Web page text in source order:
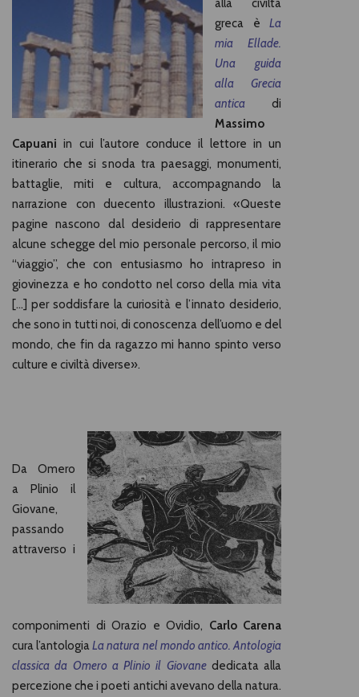
alla civiltà
greca è La
mia Ellade.
Una guida
alla Grecia
antica di
Massimo
Capuani in cui l’autore conduce il lettore in un
itinerario che si snoda tra paesaggi, monumenti,
battaglie, miti e cultura, accompagnando la
narrazione con duecento illustrazioni. «Queste
pagine nascono dal desiderio di rappresentare
alcune schegge del mio personale percorso, il mio
“viaggio”, che con entusiasmo ho intrapreso in
giovinezza e ho condotto nel corso della mia vita
[…] per soddisfare la curiosità e l’innato desiderio,
che sono in tutti noi, di conoscenza dell’uomo e del
mondo, che fin da ragazzo mi hanno spinto verso
culture e civiltà diverse».
Da Omero
a Plinio il
Giovane,
passando
attraverso i
componimenti di Orazio e Ovidio, Carlo Carena
cura l’antologiaLa natura nel mondo antico. Antologia
classica da Omero a Plinio il Giovane dedicata alla
percezione che i poeti antichi avevano della natura.